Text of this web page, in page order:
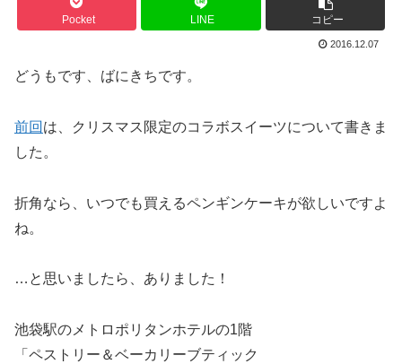
Pocket LINE コピー
2016.12.07
どうもです、ばにきちです。
前回 は、クリスマス限定のコラボスイーツについて書きま
した。
折角なら、いつでも買えるペンギンケーキが欲しいですよ
ね。
…と思いましたら、ありました！
池袋駅のメトロポリタンホテルの1階
「ペストリー＆ベーカリーブティック